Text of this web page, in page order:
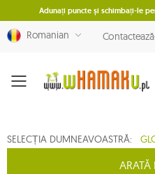
Adunați puncte și schimbați-le
Romanian
Menu
SELECȚIA DUMNEAVOASTRĂ:
ARATĂ